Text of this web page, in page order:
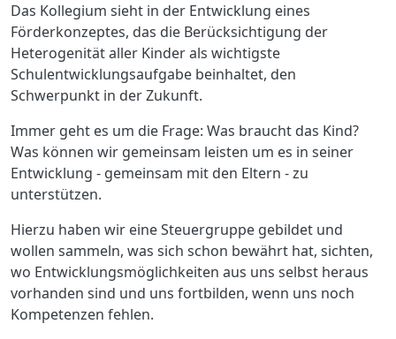
Das Kollegium sieht in der Entwicklung eines
Förderkonzeptes, das die Berücksichtigung der
Heterogenität aller Kinder als wichtigste
Schulentwicklungsaufgabe beinhaltet, den
Schwerpunkt in der Zukunft.
Immer geht es um die Frage: Was braucht das Kind?
Was können wir gemeinsam leisten um es in seiner
Entwicklung - gemeinsam mit den Eltern - zu
unterstützen.
Hierzu haben wir eine Steuergruppe gebildet und
wollen sammeln, was sich schon bewährt hat, sichten,
wo Entwicklungsmöglichkeiten aus uns selbst heraus
vorhanden sind und uns fortbilden, wenn uns noch
Kompetenzen fehlen.